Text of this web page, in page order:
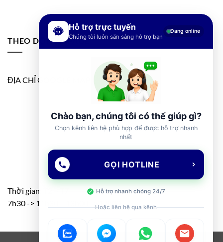
THEO DÕI FANPAGE
ĐỊA CHỈ GOOGLE MAP
Thời gian: T2 – T7
7h30 -> 11h30 – 13h00 -> 17h00
Hỗ trợ trực tuyến
Chúng tôi luôn sẵn sàng hỗ trợ bạn
Đang online
Chào bạn, chúng tôi có thể giúp gì?
Chọn kênh liên hệ phù hợp để được hỗ trợ nhanh
nhất
GỌI HOTLINE
Hỗ trợ nhanh chóng 24/7
Hoặc liên hệ qua kênh